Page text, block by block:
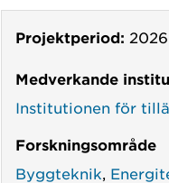
Projektperiod:
Medverkande
Institutionen för
Forskningsområde
Byggteknik